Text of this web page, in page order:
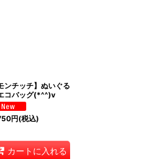
ンチッチ】ぬいぐる
コバッグ(*^^)v
円(税込)
カートに入れる